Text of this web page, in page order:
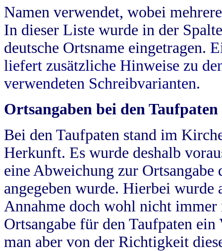
Namen verwendet, wobei
In dieser Liste wurde in der
deutsche Ortsname eingetragen.
liefert zusätzliche Hinweise zu
verwendeten Schreibvarianten.
Ortsangaben bei den Taufpaten
Bei den Taufpaten stand im
Herkunft. Es wurde deshalb
eine Abweichung zur
angegeben wurde. Hierbei wurde
Annahme doch wohl nicht
Ortsangabe für den Taufpaten
man aber von der Richtigkeit